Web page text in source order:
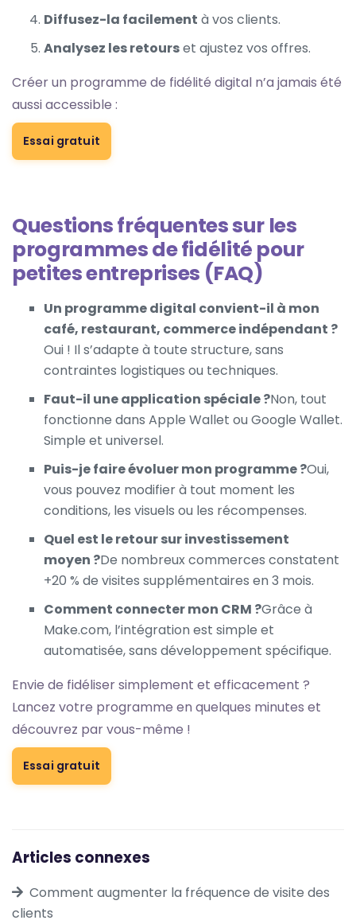
Diffusez-la facilement à vos clients.
Analysez les retourset ajustez vos offres.
Créer un programme de fidélité digital n’a jamais été
aussi accessible :
Essai gratuit
Questions fréquentes sur les
programmes de fidélité pour
petites entreprises (FAQ)
Un programme digital convient-il à mon
café, restaurant, commerce indépendant ?
Oui ! Il s’adapte à toute structure, sans
contraintes logistiques ou techniques.
Faut-il une application spéciale ?Non, tout
fonctionne dans Apple Wallet ou Google Wallet.
Simple et universel.
Puis-je faire évoluer mon programme ?Oui,
vous pouvez modifier à tout moment les
conditions, les visuels ou les récompenses.
Quel est le retour sur investissement
moyen ?De nombreux commerces constatent
+20 % de visites supplémentaires en 3 mois.
Comment connecter mon CRM ?Grâce à
Make.com, l’intégration est simple et
automatisée, sans développement spécifique.
Envie de fidéliser simplement et efficacement ?
Lancez votre programme en quelques minutes et
découvrez par vous-même !
Essai gratuit
Articles connexes
Comment augmenter la fréquence de visite des
clients